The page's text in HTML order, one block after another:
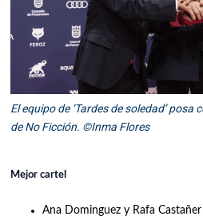
El equipo de ‘Tardes de soledad’
de No Ficción. ©Inma Flores
Mejor cartel
Ana Dominguez y Rafa